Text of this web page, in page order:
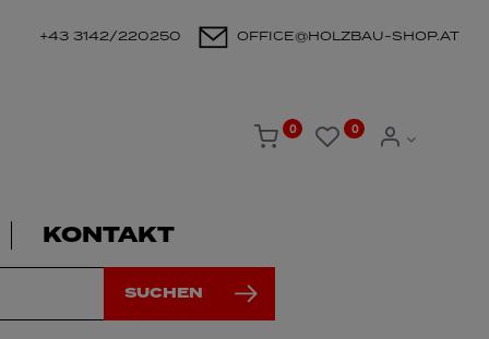
+43 3142/220250 OFFICE@HOLZBAU-SHOP.AT
0 0
KONTAKT
SUCHEN